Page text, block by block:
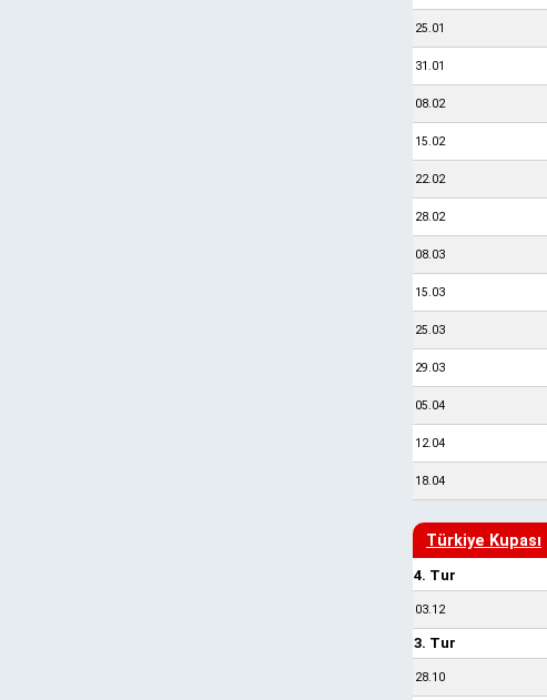
25.01
31.01
08.02
15.02
22.02
28.02
08.03
15.03
25.03
29.03
05.04
12.04
18.04
Türkiye Kupası
4. Tur
03.12
3. Tur
28.10